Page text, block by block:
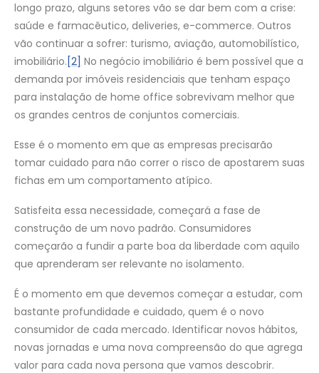
longo prazo, alguns setores vão se dar bem com a crise:
saúde e farmacêutico, deliveries, e-commerce. Outros
vão continuar a sofrer: turismo, aviação, automobilístico,
imobiliário. [2] No negócio imobiliário é bem possível que a
demanda por imóveis residenciais que tenham espaço
para instalação de home office sobrevivam melhor que
os grandes centros de conjuntos comerciais.
Esse é o momento em que as empresas precisarão
tomar cuidado para não correr o risco de apostarem suas
fichas em um comportamento atípico.
Satisfeita essa necessidade, começará a fase de
construção de um novo padrão. Consumidores
começarão a fundir a parte boa da liberdade com aquilo
que aprenderam ser relevante no isolamento.
É o momento em que devemos começar a estudar, com
bastante profundidade e cuidado, quem é o novo
consumidor de cada mercado. Identificar novos hábitos,
novas jornadas e uma nova compreensão do que agrega
valor para cada nova persona que vamos descobrir.